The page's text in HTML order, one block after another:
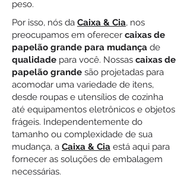
peso.
Por isso, nós da Caixa & Cia, nos
preocupamos em oferecer caixas de
papelão grande para mudança de
qualidade para você. Nossas caixas de
papelão grande são projetadas para
acomodar uma variedade de itens,
desde roupas e utensílios de cozinha
até equipamentos eletrônicos e objetos
frágeis. Independentemente do
tamanho ou complexidade de sua
mudança, a Caixa & Cia está aqui para
fornecer as soluções de embalagem
necessárias.